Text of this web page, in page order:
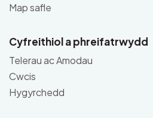
Map safle
Cyfreithiol a phreifatrwydd
Telerau ac Amodau
Cwcis
Hygyrchedd